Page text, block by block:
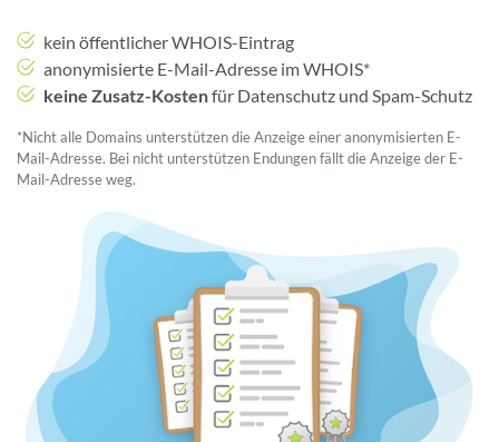
kein öffentlicher WHOIS-Eintrag
anonymisierte E-Mail-Adresse im WHOIS*
keine Zusatz-Kostenfür Datenschutz und Spam-Schutz
*Nicht alle Domains unterstützen die Anzeige einer anonymisierten E-
Mail-Adresse. Bei nicht unterstützen Endungen fällt die Anzeige der E-
Mail-Adresse weg.